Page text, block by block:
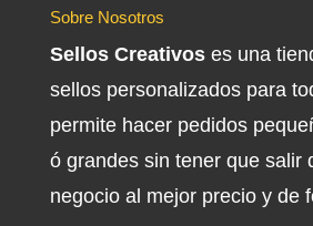
Sobre Nosotros
Sellos Creativoses una
sellos personalizados para
permite hacer pedidos
ó grandes sin tener que salir
negocio al mejor precio y de